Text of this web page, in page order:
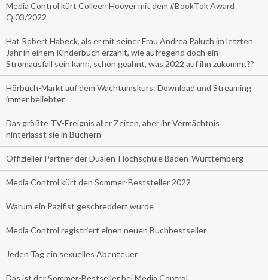
Media Control kürt Colleen Hoover mit dem #BookTok Award
Q.03/2022
Hat Robert Habeck, als er mit seiner Frau Andrea Paluch im letzten
Jahr in einem Kinderbuch erzählt, wie aufregend doch ein
Stromausfall sein kann, schon geahnt, was 2022 auf ihn zukommt??
Hörbuch-Markt auf dem Wachtumskurs: Download und Streaming
immer beliebter
Das größte TV-Ereignis aller Zeiten, aber ihr Vermächtnis
hinterlässt sie in Büchern
Offizieller Partner der Dualen-Hochschule Baden-Württemberg
Media Control kürt den Sommer-Beststeller 2022
Warum ein Pazifist geschreddert wurde
Media Control registriert einen neuen Buchbestseller
Jeden Tag ein sexuelles Abenteuer
Das ist der Sommer-Bestseller bei Media Control